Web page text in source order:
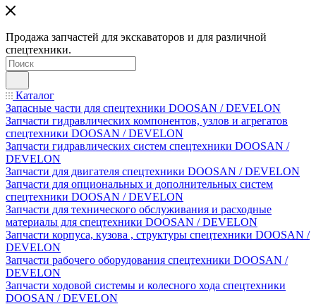
Продажа запчастей для экскаваторов и для различной
спецтехники.
Каталог
Запасные части для спецтехники DOOSAN / DEVELON
Запчасти гидравлических компонентов, узлов и агрегатов
спецтехники DOOSAN / DEVELON
Запчасти гидравлических систем спецтехники DOOSAN /
DEVELON
Запчасти для двигателя спецтехники DOOSAN / DEVELON
Запчасти для опциональных и дополнительных систем
спецтехники DOOSAN / DEVELON
Запчасти для технического обслуживания и расходные
материалы для спецтехники DOOSAN / DEVELON
Запчасти корпуса, кузова , структуры спецтехники DOOSAN /
DEVELON
Запчасти рабочего оборудования спецтехники DOOSAN /
DEVELON
Запчасти ходовой системы и колесного хода спецтехники
DOOSAN / DEVELON